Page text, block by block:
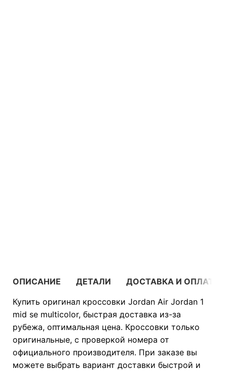
ОПИСАНИЕ ДЕТАЛИ
ДОСТАВКА И ОПЛАТА
Купить оригинал кроссовки Jordan Air Jordan 1
mid se multicolor, быстрая доставка из-за
рубежа, оптимальная цена. Кроссовки только
оригинальные, с проверкой номера от
официального производителя. При заказе вы
можете выбрать вариант доставки быстрой и